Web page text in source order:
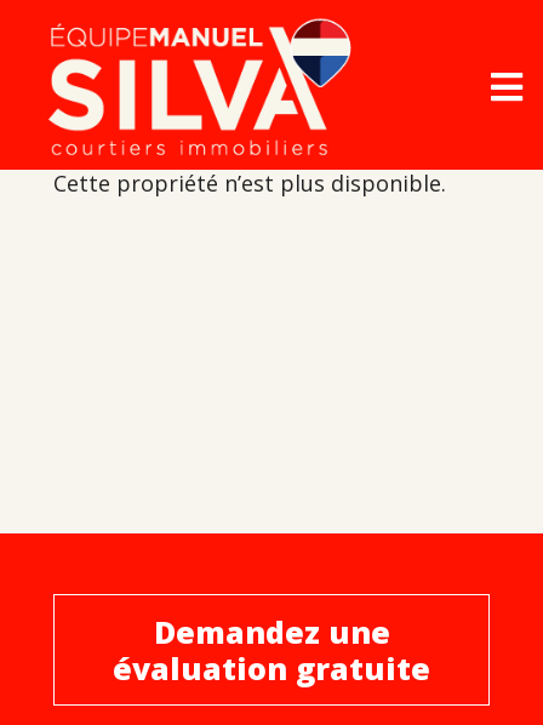
Cette propriété n’est plus disponible.
Demandez une
évaluation gratuite